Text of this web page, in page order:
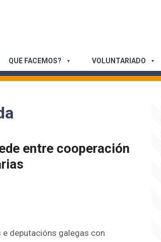
QUE FACEMOS? VOLUNTARIADO
entre cooperación
deputacións galegas con